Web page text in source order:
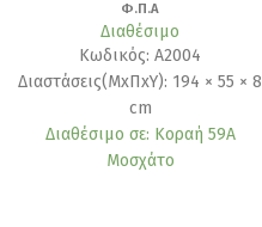
Φ.Π.Α
Διαθέσιμο
Κωδικός: Α2004
Διαστάσεις(ΜxΠxΥ): 194 × 55 × 8
cm
Διαθέσιμο σε: Κοραή 59Α
Μοσχάτο